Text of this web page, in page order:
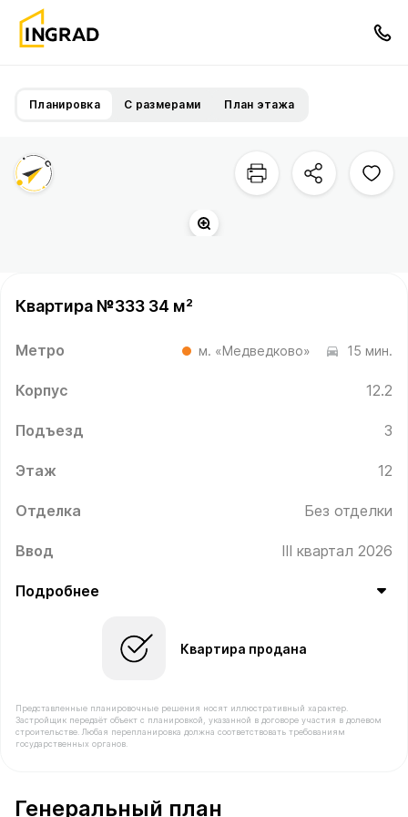
Планировка С размерами План этажа
Квартира №333 34 м²
Метро м. «Медведково» 15 мин.
Корпус 12.2
Подъезд 3
Этаж 12
Отделка Без отделки
Ввод III квартал 2026
Подробнее
Квартира продана
Представленные планировочные решения носят иллюстративный характер.
Застройщик передаёт объект с планировкой, указанной в договоре участия в долевом
строительстве. Любая перепланировка должна соответствовать требованиям
государственных органов.
Генеральный план